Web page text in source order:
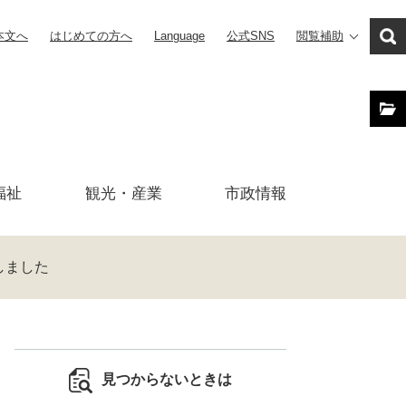
文へ はじめての方へ Language 公式SNS 閲覧補助
祉 観光・産業 市政情報
ました
見つからないときは